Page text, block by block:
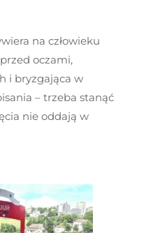
na człowieku
oczami,
i bryzgająca w
– trzeba stanąć
nie oddają w